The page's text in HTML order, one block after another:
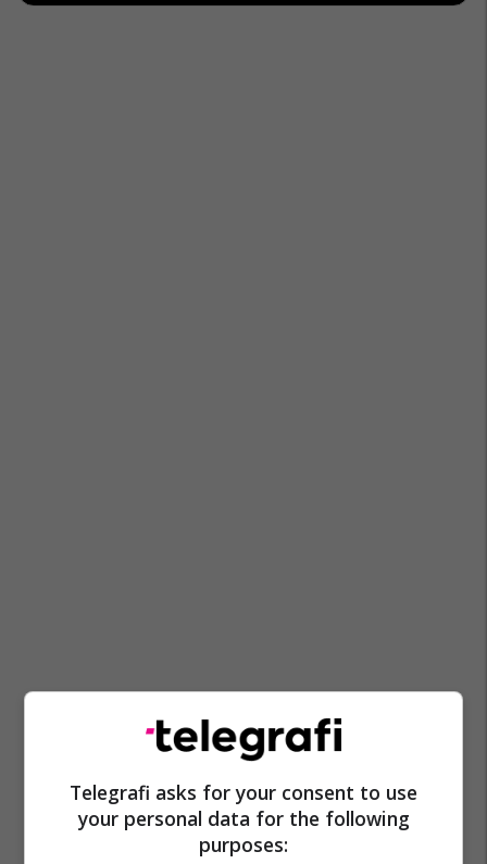
Telegrafi asks for your consent to use
your personal data for the following
purposes: